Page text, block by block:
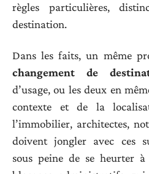
règles particulières,
destination.
Dans les faits, un même
changement de
d’usage, ou les deux en
contexte et de la
l’immobilier, architectes,
doivent jongler avec ces
sous peine de se heurter